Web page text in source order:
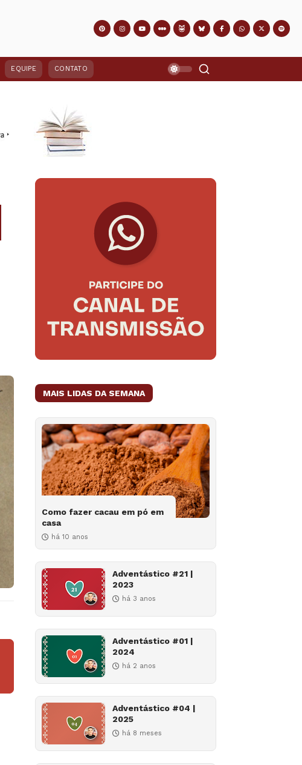
EQUIPE CONTATO
MAIS LIDAS DA SEMANA
Como fazer cacau em pó em
casa
há 10 anos
Adventástico #21 |
2023
há 3 anos
Adventástico #01 |
2024
há 2 anos
Adventástico #04 |
2025
há 8 meses